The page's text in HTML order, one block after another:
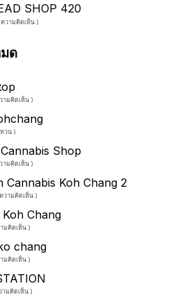
SHOP 420
วามคิดเห็น )
ด
ามคิดเห็น )
วน )
Shop
ามคิดเห็น )
Cannabis Koh Chang 2
วามคิดเห็น )
Chang
มคิดเห็น )
chang
มคิดเห็น )
ามคิดเห็น )